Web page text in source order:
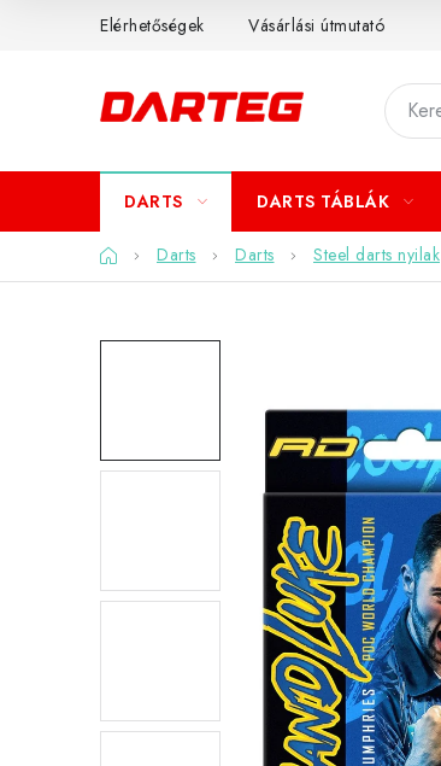
Elérhetőségek Vásárlási útmutató
DARTS DARTS TÁBLÁK
Kezdőlap
Darts Darts Steel darts nyilak